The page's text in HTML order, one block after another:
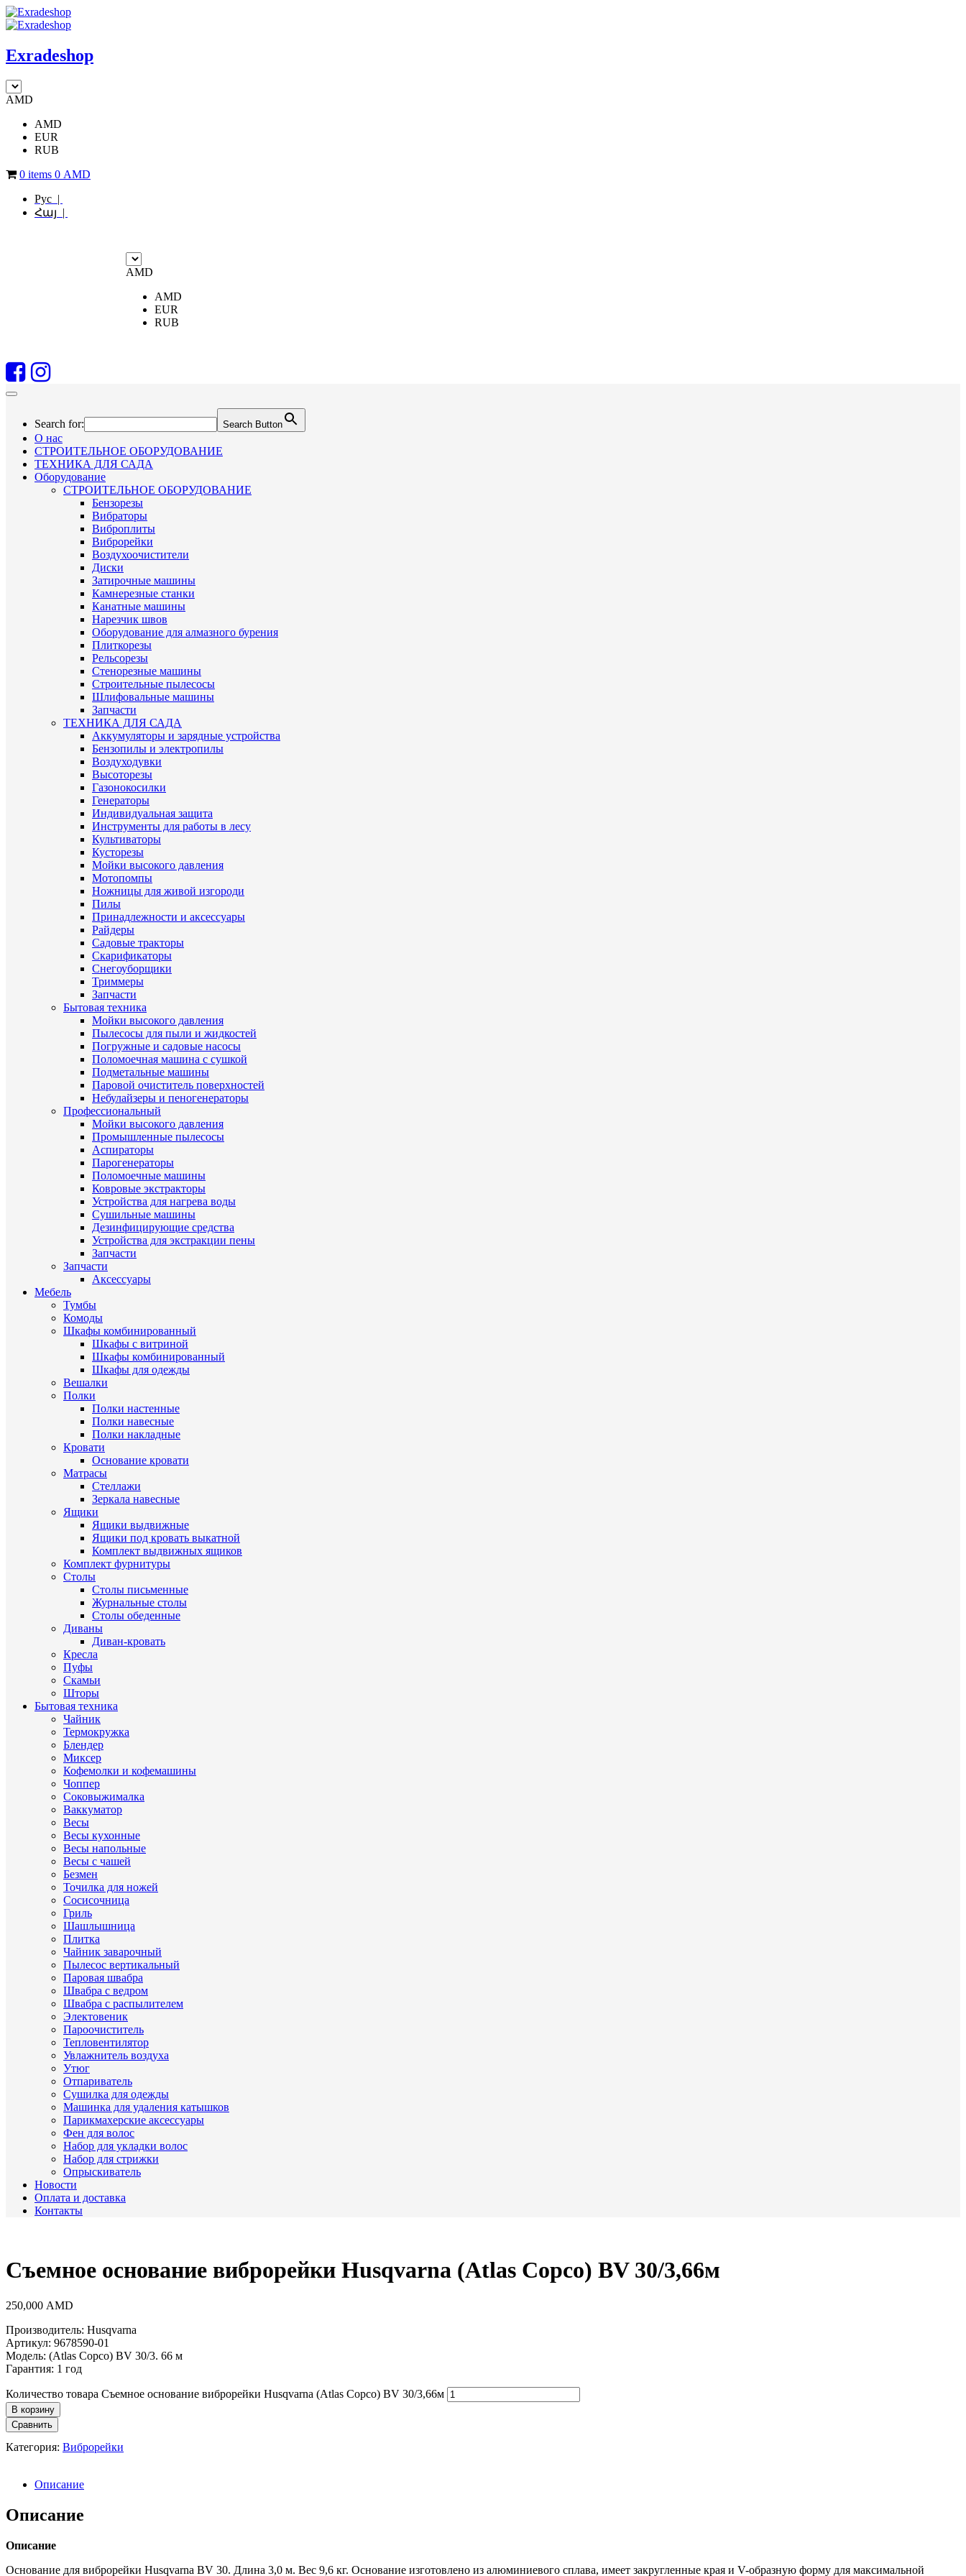
Exradeshop
AMD
AMD
EUR
RUB
0 items 0 AMD
Рус |
Հայ |
AMD
AMD
EUR
RUB
Search for: Search Button
О нас
СТРОИТЕЛЬНОЕ ОБОРУДОВАНИЕ
ТЕХНИКА ДЛЯ САДА
Оборудование
СТРОИТЕЛЬНОЕ ОБОРУДОВАНИЕ
Бензорезы
Вибраторы
Виброплиты
Виброрейки
Воздухоочистители
Диски
Затирочные машины
Камнерезные станки
Канатные машины
Нарезчик швов
Оборудование для алмазного бурения
Плиткорезы
Рельсорезы
Стенорезные машины
Строительные пылесосы
Шлифовальные машины
Запчасти
ТЕХНИКА ДЛЯ САДА
Аккумуляторы и зарядные устройства
Бензопилы и электропилы
Воздуходувки
Высоторезы
Газонокосилки
Генераторы
Индивидуальная защита
Инструменты для работы в лесу
Культиваторы
Кусторезы
Мойки высокого давления
Мотопомпы
Ножницы для живой изгороди
Пилы
Принадлежности и аксессуары
Райдеры
Садовые тракторы
Скарификаторы
Снегоуборщики
Триммеры
Запчасти
Бытовая техника
Мойки высокого давления
Пылесосы для пыли и жидкостей
Погружные и садовые насосы
Поломоечная машина с сушкой
Подметальные машины
Паровой очиститель поверхностей
Небулайзеры и пеногенераторы
Профессиональный
Мойки высокого давления
Промышленные пылесосы
Аспираторы
Парогенераторы
Поломоечные машины
Ковровые экстракторы
Устройства для нагрева воды
Сушильные машины
Дезинфицирующие средства
Устройства для экстракции пены
Запчасти
Запчасти
Аксессуары
Мебель
Тумбы
Комоды
Шкафы комбинированный
Шкафы с витриной
Шкафы комбинированный
Шкафы для одежды
Вешалки
Полки
Полки настенные
Полки навесные
Полки накладные
Кровати
Основание кровати
Матрасы
Стеллажи
Зеркала навесные
Ящики
Ящики выдвижные
Ящики под кровать выкатной
Комплект выдвижных ящиков
Комплект фурнитуры
Столы
Столы письменные
Журнальные cтолы
Столы обеденные
Диваны
Диван-кровать
Кресла
Пуфы
Скамьи
Шторы
Бытовая техника
Чайник
Термокружка
Блендер
Миксер
Кофемолки и кофемашины
Чоппер
Соковыжималка
Ваккуматор
Весы
Весы кухонные
Весы напольные
Весы с чашей
Безмен
Точилка для ножей
Сосисочница
Гриль
Шашлышница
Плитка
Чайник заварочный
Пылесос вертикальный
Паровая швабра
Швабра с ведром
Швабра с распылителем
Электовеник
Пароочиститель
Тепловентилятор
Увлажнитель воздуха
Утюг
Отпариватель
Сушилка для одежды
Машинка для удаления катышков
Парикмахерские аксессуары
Фен для волос
Набор для укладки волос
Набор для стрижки
Опрыскиватель
Новости
Оплата и доставка
Контакты
Съемное основание виброрейки Husqvarna (Atlas Copco) BV 30/3,66м
250,000 AMD
Производитель: Husqvarna
Артикул: 9678590-01
Модель: (Atlas Copco) BV 30/3. 66 м
Гарантия: 1 год
Количество товара Съемное основание виброрейки Husqvarna (Atlas Copco) BV 30/3,66м
В корзину
Сравнить
Категория: Виброрейки
Описание
Описание
Описание
Основание для виброрейки Husqvarna BV 30. Длина 3,0 м. Вес 9,6 кг. Основание изготовлено из алюминиевого сплава, имеет закругленные края и V-образную форму для максимальной